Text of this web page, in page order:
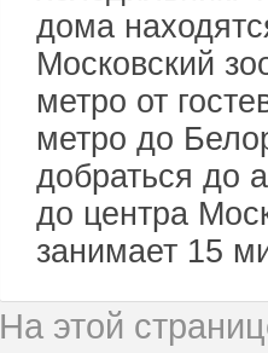
дома
Московский
метро от
метро до
добраться до
до центра
занимает 15
На этой